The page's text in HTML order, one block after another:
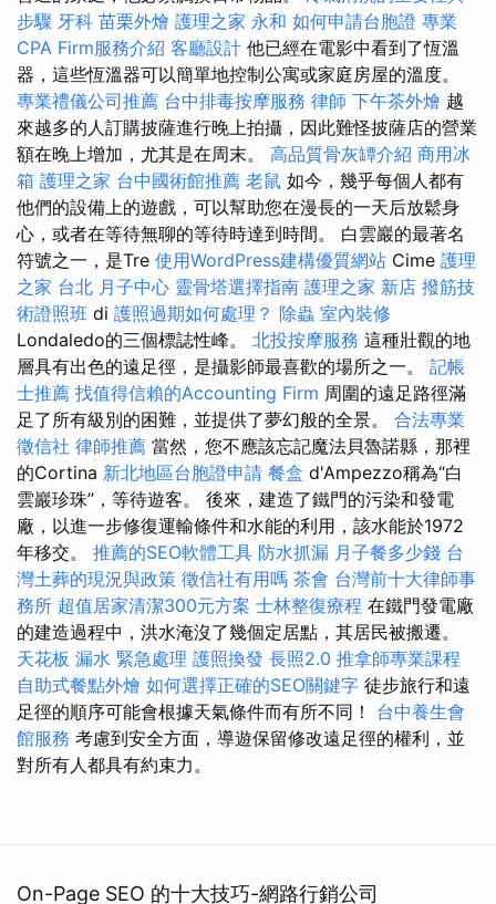
步驟 牙科 苗栗外燴 護理之家 永和 如何申請台胞證 專業
CPA Firm服務介紹 客廳設計 他已經在電影中看到了恆溫
器，這些恆溫器可以簡單地控制公寓或家庭房屋的溫度。
專業禮儀公司推薦 台中排毒按摩服務 律師 下午茶外燴 越
來越多的人訂購披薩進行晚上拍攝，因此難怪披薩店的營業
額在晚上增加，尤其是在周末。 高品質骨灰罈介紹 商用冰
箱 護理之家 台中國術館推薦 老鼠 如今，幾乎每個人都有
他們的設備上的遊戲，可以幫助您在漫長的一天后放鬆身
心，或者在等待無聊的等待時達到時間。 白雲巖的最著名
符號之一，是Tre 使用WordPress建構優質網站 Cime 護理
之家 台北 月子中心 靈骨塔選擇指南 護理之家 新店 撥筋技
術證照班 di 護照過期如何處理？ 除蟲 室內裝修
Londaledo的三個標誌性峰。 北投按摩服務 這種壯觀的地
層具有出色的遠足徑，是攝影師最喜歡的場所之一。 記帳
士推薦 找值得信賴的Accounting Firm 周圍的遠足路徑滿
足了所有級別的困難，並提供了夢幻般的全景。 合法專業
徵信社 律師推薦 當然，您不應該忘記魔法貝魯諾縣，那裡
的Cortina 新北地區台胞證申請 餐盒 d'Ampezzo稱為“白
雲巖珍珠”，等待遊客。 後來，建造了鐵門的污染和發電
廠，以進一步修復運輸條件和水能的利用，該水能於1972
年移交。 推薦的SEO軟體工具 防水抓漏 月子餐多少錢 台
灣土葬的現況與政策 徵信社有用嗎 茶會 台灣前十大律師事
務所 超值居家清潔300元方案 士林整復療程 在鐵門發電廠
的建造過程中，洪水淹沒了幾個定居點，其居民被搬遷。
天花板 漏水 緊急處理 護照換發 長照2.0 推拿師專業課程
自助式餐點外燴 如何選擇正確的SEO關鍵字 徒步旅行和遠
足徑的順序可能會根據天氣條件而有所不同！ 台中養生會
館服務 考慮到安全方面，導遊保留修改遠足徑的權利，並
對所有人都具有約束力。
On-Page SEO 的十大技巧-網路行銷公司